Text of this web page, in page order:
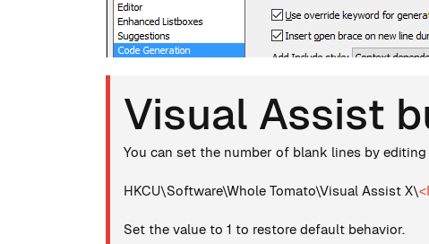
Visual Assist
You can set the number of blank lines by
HKCU\Software\Whole Tomato\Visual Assist X\
Set the value to 1 to restore default behavior.